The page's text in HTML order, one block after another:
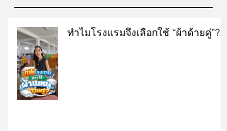
ทำไมโรงแรมจึงเลือกใช้ “ผ้าด้ายคู่”?